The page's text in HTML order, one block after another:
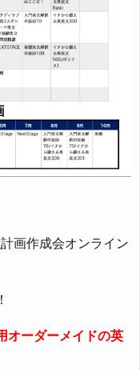
画作成会オンライン
オーダーメイドの英